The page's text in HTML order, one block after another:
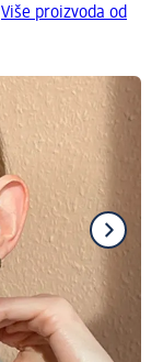
Više proizvoda od